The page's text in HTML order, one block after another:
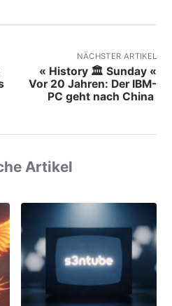
NÄCHSTER ARTIKEL
« History 🏛 Sunday «
Vor 20 Jahren: Der IBM-
PC geht nach China
Artikel